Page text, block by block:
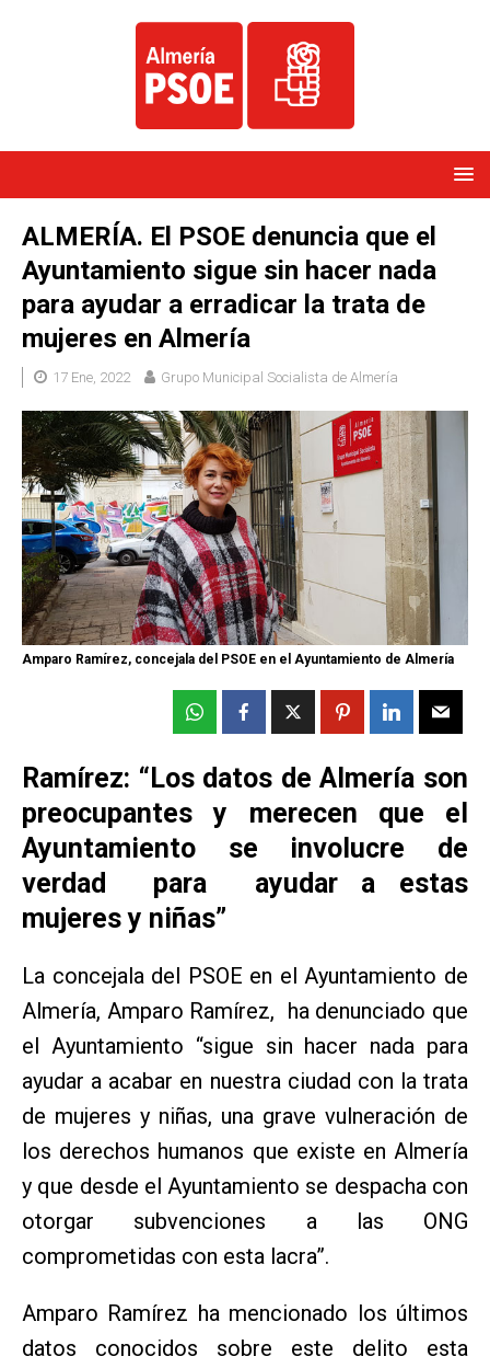
ALMERÍA. El PSOE denuncia que el
Ayuntamiento sigue sin hacer nada
para ayudar a erradicar la trata de
mujeres en Almería
17 Ene, 2022 Grupo Municipal Socialista de Almería
Amparo Ramírez, concejala del PSOE en el Ayuntamiento de Almería
Ramírez: “Los datos de Almería son
preocupantes y merecen que el
Ayuntamiento se involucre de
verdad para ayudar a estas
mujeres y niñas”
La concejala del PSOE en el Ayuntamiento de
Almería, Amparo Ramírez, ha denunciado que
el Ayuntamiento “sigue sin hacer nada para
ayudar a acabar en nuestra ciudad con la trata
de mujeres y niñas, una grave vulneración de
los derechos humanos que existe en Almería
y que desde el Ayuntamiento se despacha con
otorgar subvenciones a las ONG
comprometidas con esta lacra”.
Amparo Ramírez ha mencionado los últimos
datos conocidos sobre este delito esta